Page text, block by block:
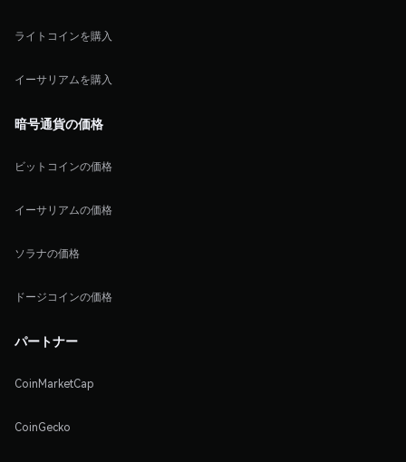
ライトコインを購入
イーサリアムを購入
暗号通貨の価格
ビットコインの価格
イーサリアムの価格
ソラナの価格
ドージコインの価格
パートナー
CoinMarketCap
CoinGecko